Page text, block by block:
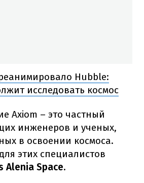
Hubble:
исследовать космос
Axiom – это частный
инженеров и ученых,
в освоении космоса.
этих специалистов
Alenia Space.